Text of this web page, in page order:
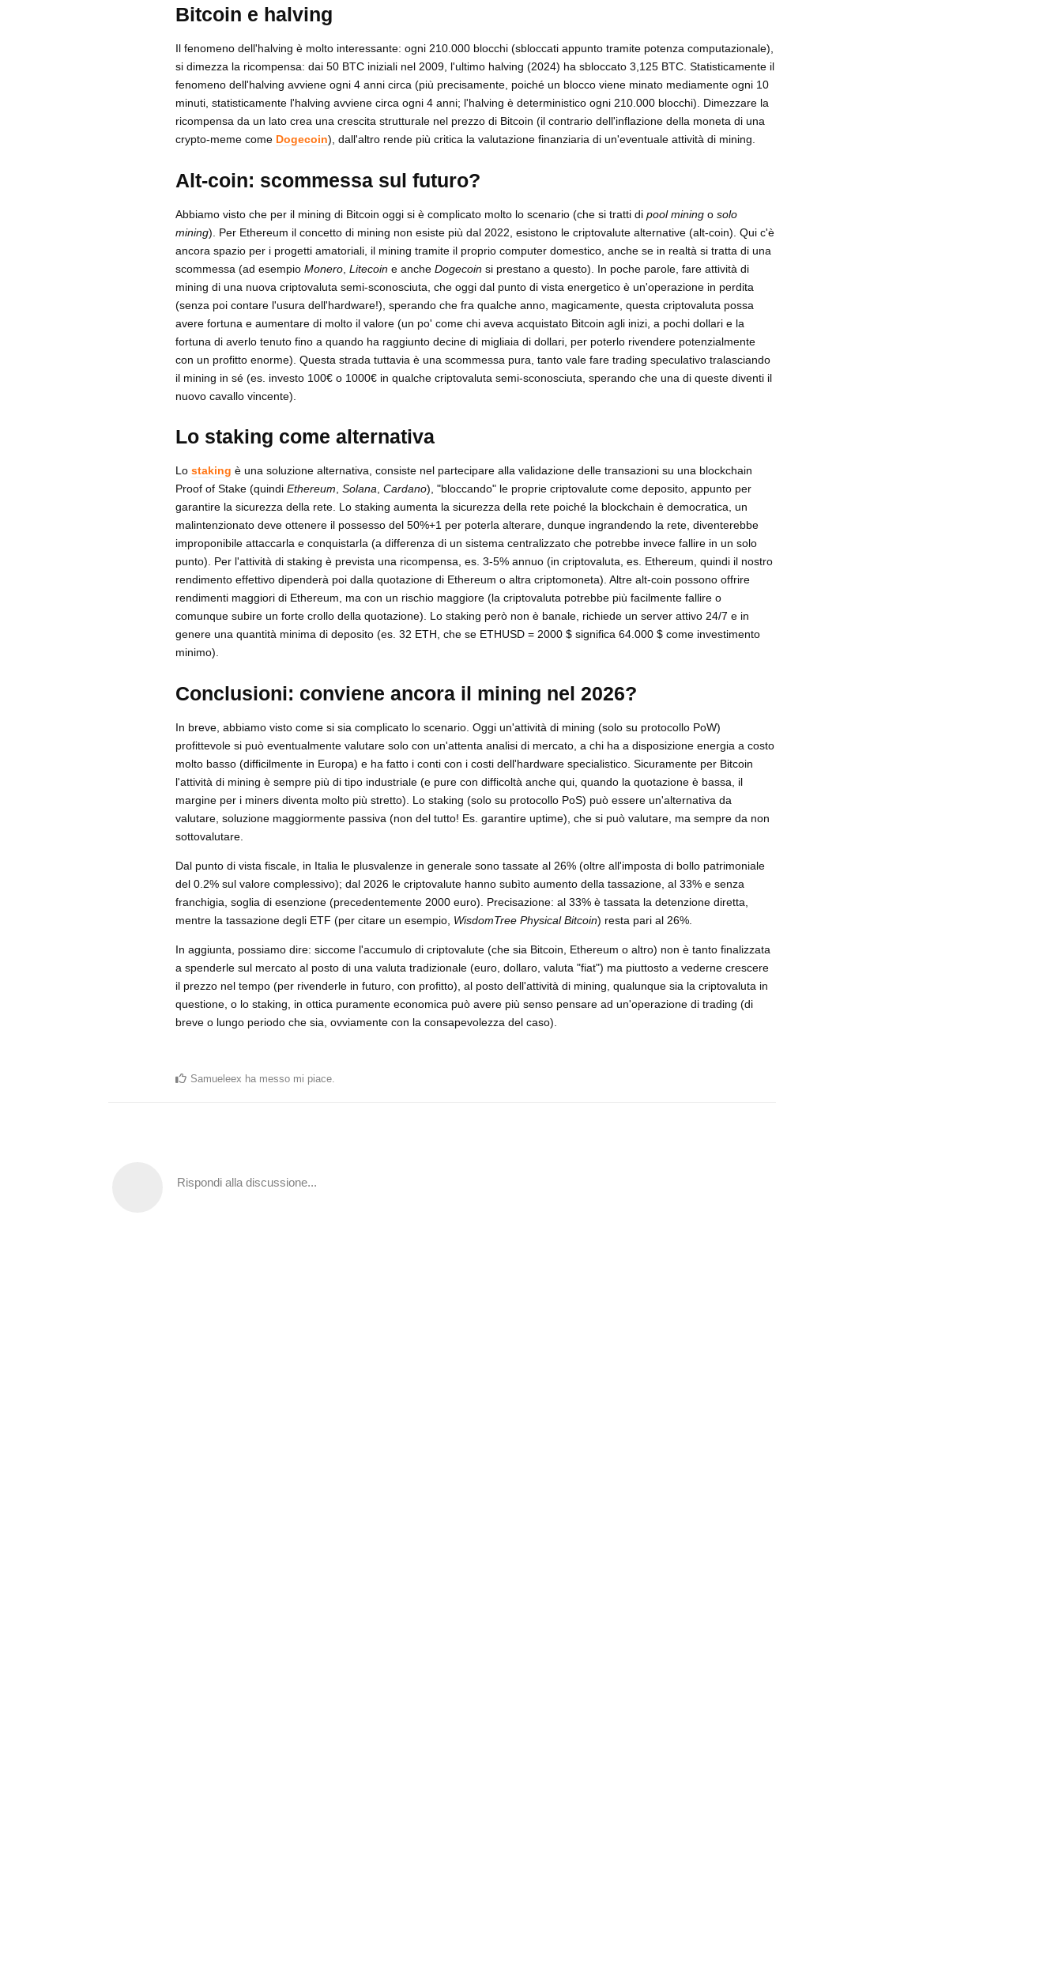
Bitcoin e halving
Il fenomeno dell'halving è molto interessante: ogni 210.000 blocchi (sbloccati appunto tramite potenza computazionale),
si dimezza la ricompensa: dai 50 BTC iniziali nel 2009, l'ultimo halving (2024) ha sbloccato 3,125 BTC. Statisticamente il
fenomeno dell'halving avviene ogni 4 anni circa (più precisamente, poiché un blocco viene minato mediamente ogni 10
minuti, statisticamente l'halving avviene circa ogni 4 anni; l'halving è deterministico ogni 210.000 blocchi). Dimezzare la
ricompensa da un lato crea una crescita strutturale nel prezzo di Bitcoin (il contrario dell'inflazione della moneta di una
crypto-meme come Dogecoin), dall'altro rende più critica la valutazione finanziaria di un'eventuale attività di mining.
Alt-coin: scommessa sul futuro?
Abbiamo visto che per il mining di Bitcoin oggi si è complicato molto lo scenario (che si tratti di pool mining o solo
mining). Per Ethereum il concetto di mining non esiste più dal 2022, esistono le criptovalute alternative (alt-coin). Qui c'è
ancora spazio per i progetti amatoriali, il mining tramite il proprio computer domestico, anche se in realtà si tratta di una
scommessa (ad esempio Monero Litecoin e anche Dogecoin si prestano a questo). In poche parole, fare attività di
mining di una nuova criptovaluta semi-sconosciuta, che oggi dal punto di vista energetico è un'operazione in perdita
(senza poi contare l'usura dell'hardware!), sperando che fra qualche anno, magicamente, questa criptovaluta possa
avere fortuna e aumentare di molto il valore (un po' come chi aveva acquistato Bitcoin agli inizi, a pochi dollari e la
fortuna di averlo tenuto fino a quando ha raggiunto decine di migliaia di dollari, per poterlo rivendere potenzialmente
con un profitto enorme). Questa strada tuttavia è una scommessa pura, tanto vale fare trading speculativo tralasciando
il mining in sé (es. investo 100€ o 1000€ in qualche criptovaluta semi-sconosciuta, sperando che una di queste diventi il
nuovo cavallo vincente).
Lo staking come alternativa
Lo staking è una soluzione alternativa, consiste nel partecipare alla validazione delle transazioni su una blockchain
Proof of Stake (quindi Ethereum, Solana, Cardano), "bloccando" le proprie criptovalute come deposito, appunto per
garantire la sicurezza della rete. Lo staking aumenta la sicurezza della rete poiché la blockchain è democratica, un
malintenzionato deve ottenere il possesso del 50%+1 per poterla alterare, dunque ingrandendo la rete, diventerebbe
improponibile attaccarla e conquistarla (a differenza di un sistema centralizzato che potrebbe invece fallire in un solo
punto). Per l'attività di staking è prevista una ricompensa, es. 3-5% annuo (in criptovaluta, es. Ethereum, quindi il nostro
rendimento effettivo dipenderà poi dalla quotazione di Ethereum o altra criptomoneta). Altre alt-coin possono offrire
rendimenti maggiori di Ethereum, ma con un rischio maggiore (la criptovaluta potrebbe più facilmente fallire o
comunque subire un forte crollo della quotazione). Lo staking però non è banale, richiede un server attivo 24/7 e in
genere una quantità minima di deposito (es. 32 ETH, che se ETHUSD = 2000 $ significa 64.000 $ come investimento
minimo).
Conclusioni: conviene ancora il mining nel 2026?
In breve, abbiamo visto come si sia complicato lo scenario. Oggi un'attività di mining (solo su protocollo PoW)
profittevole si può eventualmente valutare solo con un'attenta analisi di mercato, a chi ha a disposizione energia a costo
molto basso (difficilmente in Europa) e ha fatto i conti con i costi dell'hardware specialistico. Sicuramente per Bitcoin
l'attività di mining è sempre più di tipo industriale (e pure con difficoltà anche qui, quando la quotazione è bassa, il
margine per i miners diventa molto più stretto). Lo staking (solo su protocollo PoS) può essere un'alternativa da
valutare, soluzione maggiormente passiva (non del tutto! Es. garantire uptime), che si può valutare, ma sempre da non
sottovalutare.
Dal punto di vista fiscale, in Italia le plusvalenze in generale sono tassate al 26% (oltre all'imposta di bollo patrimoniale
del 0.2% sul valore complessivo); dal 2026 le criptovalute hanno subìto aumento della tassazione, al 33% e senza
franchigia, soglia di esenzione (precedentemente 2000 euro). Precisazione: al 33% è tassata la detenzione diretta,
mentre la tassazione degli ETF (per citare un esempio, WisdomTree Physical Bitcoin) resta pari al 26%.
In aggiunta, possiamo dire: siccome l'accumulo di criptovalute (che sia Bitcoin, Ethereum o altro) non è tanto finalizzata
a spenderle sul mercato al posto di una valuta tradizionale (euro, dollaro, valuta "fiat") ma piuttosto a vederne crescere
il prezzo nel tempo (per rivenderle in futuro, con profitto), al posto dell'attività di mining, qualunque sia la criptovaluta in
questione, o lo staking, in ottica puramente economica può avere più senso pensare ad un'operazione di trading (di
breve o lungo periodo che sia, ovviamente con la consapevolezza del caso).
Samueleex ha messo mi piace
Rispondi alla discussione...